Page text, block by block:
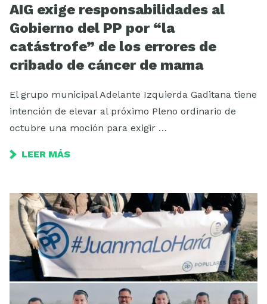
AIG exige responsabilidades al
Gobierno del PP por “la
catástrofe” de los errores de
cribado de cáncer de mama
El grupo municipal Adelante Izquierda Gaditana tiene
intención de elevar al próximo Pleno ordinario de
octubre una moción para exigir …
LEER MÁS